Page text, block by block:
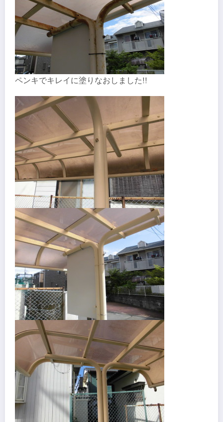
ペンキでキレイに塗りなおしました!!